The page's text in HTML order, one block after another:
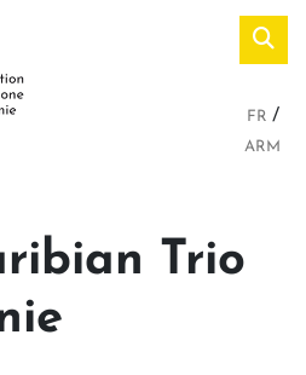
FR
ARM
Trio